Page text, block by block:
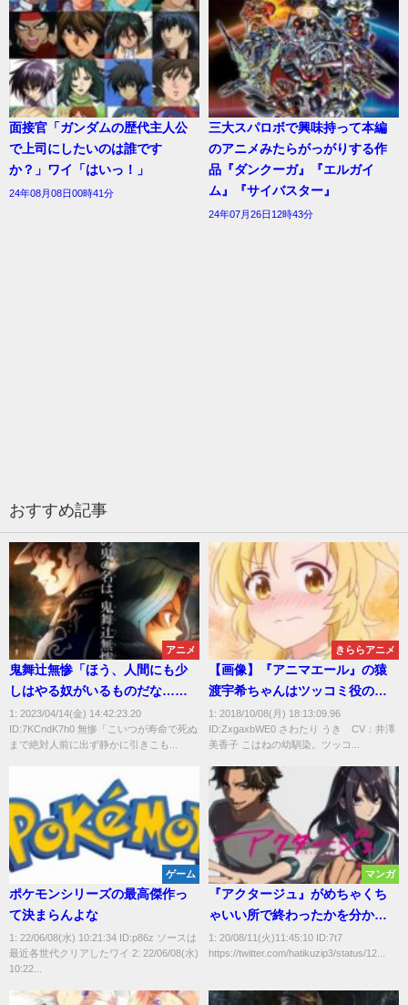
面接官「ガンダムの歴代主人公
で上司にしたいのは誰です
か？」ワイ「はいっ！」
24年08月08日00時41分
三大スパロボで興味持って本編
のアニメみたらがっがりする作
品『ダンクーガ』『エルガイ
ム』『サイバスター』
24年07月26日12時43分
おすすめ記事
アニメ
鬼舞辻無惨「ほう、人間にも少
しはやる奴がいるものだな…せ
や！」
1: 2023/04/14(金) 14:42:23.20
ID:7KCndK7h0 無惨「こいつが寿命で死ぬ
まで絶対人前に出ず静かに引きこも...
きららアニメ
【画像】『アニマエール』の猿
渡宇希ちゃんはツッコミ役の幼
馴染かわいい
1: 2018/10/08(月) 18:13:09.96
ID:ZxgaxbWE0 さわたり うき CV：井澤
美香子 こはねの幼馴染。ツッコ...
ゲーム
ポケモンシリーズの最高傑作っ
て決まらんよな
1: 22/06/08(水) 10:21:34 ID:p86z ソースは
最近各世代クリアしたワイ 2: 22/06/08(水)
10:22...
マンガ
『アクタージュ』がめちゃくち
ゃいい所で終わったかを分かり
やすく書いた結果ｗｗｗ
1: 20/08/11(火)11:45:10 ID:7t7
https://twitter.com/hatikuzip3/status/12...